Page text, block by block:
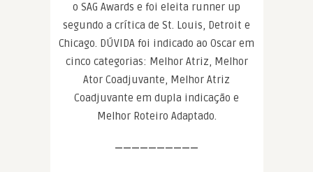
o SAG Awards e foi eleita runner up
segundo a crítica de St. Louis, Detroit e
Chicago. DÚVIDA foi indicado ao Oscar em
cinco categorias: Melhor Atriz, Melhor
Ator Coadjuvante, Melhor Atriz
Coadjuvante em dupla indicação e
Melhor Roteiro Adaptado.
——————————